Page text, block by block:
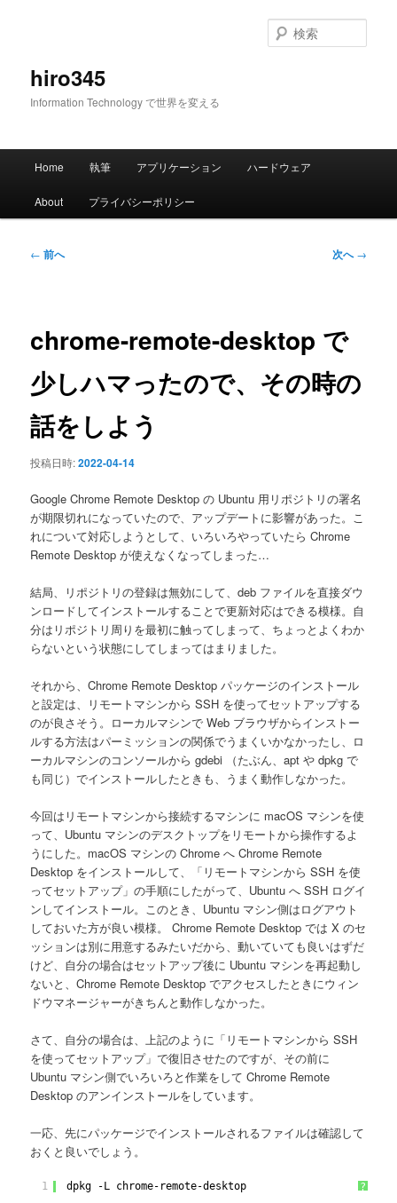
hiro345
Information Technology で世界を変える
索
メ
Home 執筆 アプリケーション ハードウェア
About プライバシーポリシー
投
ー
ョ
ン
← 前へ 次へ→
chrome-remote-desktop で
少しハマったので、その時の
話をしよう
投稿日時:2022-04-14
Google Chrome Remote Desktop の Ubuntu 用リポジトリの署名
が期限切れになっていたので、アップデートに影響があった。こ
れについて対応しようとして、いろいろやっていたら Chrome
Remote Desktop が使えなくなってしまった…
結局、リポジトリの登録は無効にして、deb ファイルを直接ダウ
ンロードしてインストールすることで更新対応はできる模様。自
分はリポジトリ周りを最初に触ってしまって、ちょっとよくわか
らないという状態にしてしまってはまりました。
それから、Chrome Remote Desktop パッケージのインストール
と設定は、リモートマシンから SSH を使ってセットアップする
のが良さそう。ローカルマシンで Web ブラウザからインストー
ルする方法はパーミッションの関係でうまくいかなかったし、ロ
ーカルマシンのコンソールから gdebi （たぶん、apt や dpkg で
も同じ）でインストールしたときも、うまく動作しなかった。
今回はリモートマシンから接続するマシンに macOS マシンを使
って、Ubuntu マシンのデスクトップをリモートから操作するよ
うにした。macOS マシンの Chrome へ Chrome Remote
Desktop をインストールして、「リモートマシンから SSH を使
ってセットアップ」の手順にしたがって、Ubuntu へ SSH ログイ
ンしてインストール。このとき、Ubuntu マシン側はログアウト
しておいた方が良い模様。 Chrome Remote Desktop では X のセ
ッションは別に用意するみたいだから、動いていても良いはずだ
けど、自分の場合はセットアップ後に Ubuntu マシンを再起動し
ないと、Chrome Remote Desktop でアクセスしたときにウィン
ドウマネージャーがきちんと動作しなかった。
さて、自分の場合は、上記のように「リモートマシンから SSH
を使ってセットアップ」で復旧させたのですが、その前に
Ubuntu マシン側でいろいろと作業をして Chrome Remote
Desktop のアンインストールをしています。
一応、先にパッケージでインストールされるファイルは確認して
おくと良いでしょう。
?
1 dpkg -L chrome-remote-desktop